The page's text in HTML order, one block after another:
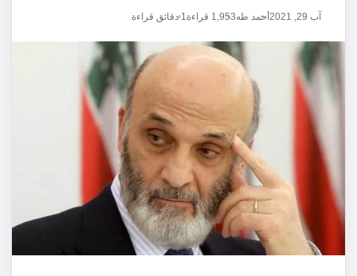
آب 29, 2021 أحمد طه1,953 قراءة1 دقائق قراءة